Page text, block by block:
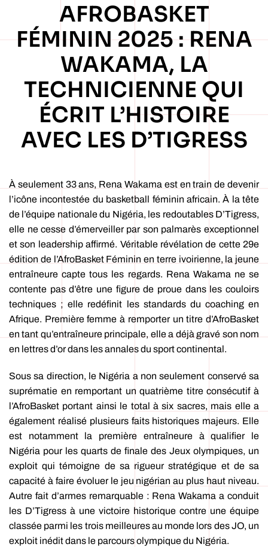
AFROBASKET
FÉMININ 2025 : RENA
WAKAMA, LA
TECHNICIENNE QUI
ÉCRIT L’HISTOIRE
AVEC LES D’TIGRESS
À seulement 33 ans, Rena Wakama est en train de devenir
l’icône incontestée du basketball féminin africain. À la tête
de l’équipe nationale du Nigéria, les redoutables D’Tigress,
elle ne cesse d’émerveiller par son palmarès exceptionnel
et son leadership affirmé. Véritable révélation de cette 29e
édition de l’AfroBasket Féminin en terre ivoirienne, la jeune
entraîneure capte tous les regards. Rena Wakama ne se
contente pas d’être une figure de proue dans les couloirs
techniques ; elle redéfinit les standards du coaching en
Afrique. Première femme à remporter un titre d’AfroBasket
en tant qu’entraîneure principale, elle a déjà gravé son nom
en lettres d’or dans les annales du sport continental.
Sous sa direction, le Nigéria a non seulement conservé sa
suprématie en remportant un quatrième titre consécutif à
l’AfroBasket portant ainsi le total à six sacres, mais elle a
également réalisé plusieurs faits historiques majeurs. Elle
est notamment la première entraîneure à qualifier le
Nigéria pour les quarts de finale des Jeux olympiques, un
exploit qui témoigne de sa rigueur stratégique et de sa
capacité à faire évoluer le jeu nigérian au plus haut niveau.
Autre fait d’armes remarquable : Rena Wakama a conduit
les D’Tigress à une victoire historique contre une équipe
classée parmi les trois meilleures au monde lors des JO, un
exploit inédit dans le parcours olympique du Nigéria.